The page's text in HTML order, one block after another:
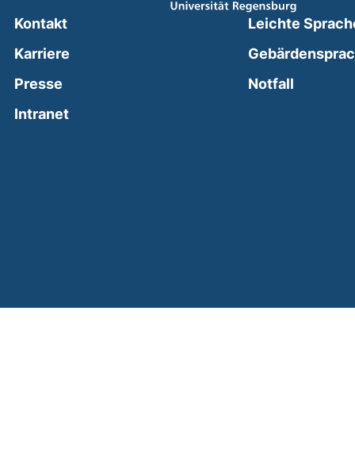
Kontakt
Karriere
Presse
Intranet(external link, opens in a new window)
Leichte
Notfall